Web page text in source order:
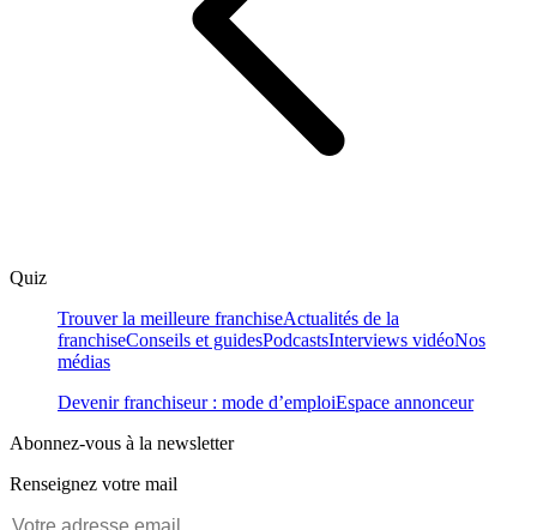
Quiz
Trouver la meilleure franchiseActualités de la
franchiseConseils et guidesPodcastsInterviews vidéoNos
médias
Devenir franchiseur : mode d’emploiEspace annonceur
Abonnez-vous à la newsletter
Renseignez votre mail